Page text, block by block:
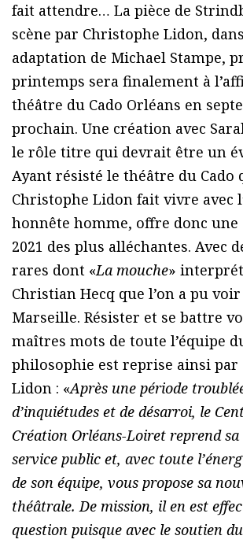
fait attendre… La pièce de
scène par Christophe Lidon,
adaptation de Michael Stampe,
printemps sera finalement à
théâtre du Cado Orléans en
prochain. Une création avec
le rôle titre qui devrait être un
Ayant résisté le théâtre du Cado
Christophe Lidon fait vivre avec
honnête homme, offre donc une
2021 des plus alléchantes. Avec
rares dont «La mouche»
Christian Hecq que l’on a pu voir
Marseille. Résister et se battre
maîtres mots de toute l’équipe
philosophie est reprise ainsi par
Lidon : «Après une période
d’inquiétudes et de désarroi, le
Création Orléans-Loiret reprend sa
service public et, avec toute
de son équipe, vous propose sa
théâtrale. De mission, il en est
question puisque avec le soutien